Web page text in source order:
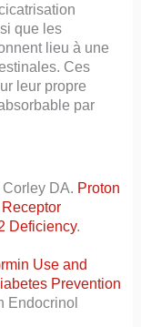
que les
lieu à une
Ces
leur propre
par
DA. Proton
Deficiency.
Use and
Prevention
Endocrinol